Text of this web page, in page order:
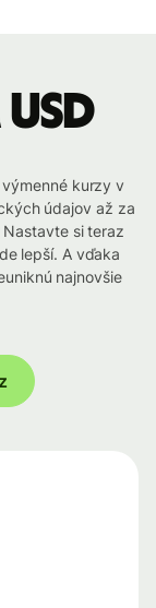
kurzy v
údajov až za
si teraz
lepší. A vďaka
najnovšie